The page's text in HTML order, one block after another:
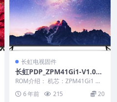
长虹电视固件
长虹PDP_ZPM41Gi1-V1.000
96整机原厂刷机固件下载
ROM介绍： 机芯：ZPM41Gi1 固
件版本：V1.00096 适用机型：请
以...6 年前 215 20